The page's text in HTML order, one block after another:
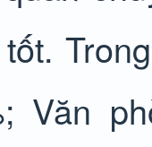
Văn